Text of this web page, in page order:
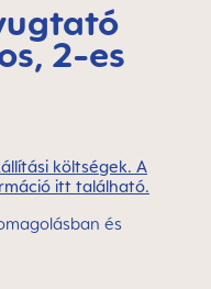
2-es
költségek. A
itt található.
és